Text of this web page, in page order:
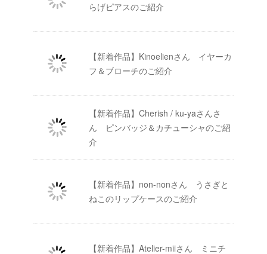
らげピアスのご紹介
【新着作品】Kinoelienさん イヤーカ
フ＆ブローチのご紹介
【新着作品】Cherish / ku-yaさんさ
ん ピンバッジ＆カチューシャのご紹
介
【新着作品】non-nonさん うさぎと
ねこのリップケースのご紹介
【新着作品】Atelier-miiさん ミニチ